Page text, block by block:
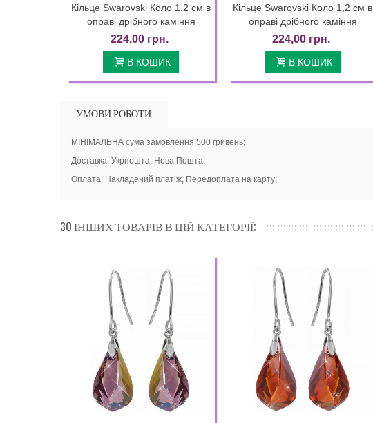
Quick view
Кільце Swarovski Коло 1,2 см в
оправі дрібного каміння
224,00 грн.
В КОШИК
Quick view
Кільце Swarovski Коло 1,2 см в
оправі дрібного каміння
224,00 грн.
В КОШИК
УМОВИ РОБОТИ
МІНІМАЛЬНА сума замовлення 500 гривень;
Доставка: Укрпошта, Нова Пошта;
Оплата: Накладений платіж, Передоплата на карту;
30 ІНШИХ ТОВАРІВ В ЦІЙ КАТЕГОРІЇ: